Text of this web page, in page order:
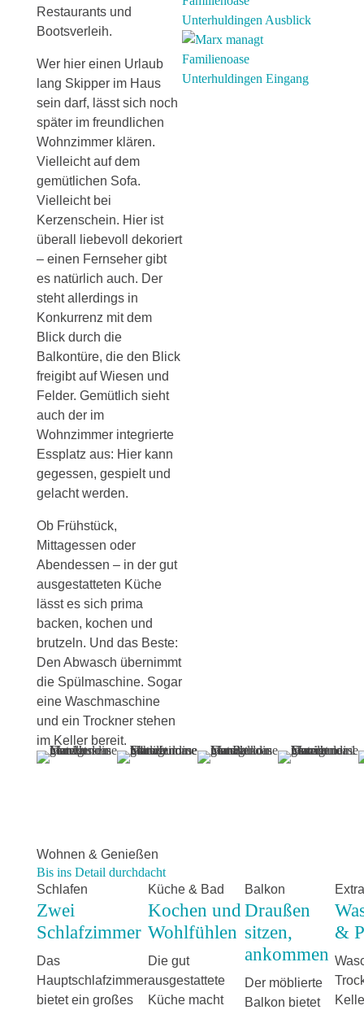
Restaurants und
Bootsverleih.
Wer hier einen Urlaub
lang Skipper im Haus
sein darf, lässt sich noch
später im freundlichen
Wohnzimmer klären.
Vielleicht auf dem
gemütlichen Sofa.
Vielleicht bei
Kerzenschein. Hier ist
überall liebevoll dekoriert
– einen Fernseher gibt
es natürlich auch. Der
steht allerdings in
Konkurrenz mit dem
Blick durch die
Balkontüre, die den Blick
freigibt auf Wiesen und
Felder. Gemütlich sieht
auch der im
Wohnzimmer integrierte
Essplatz aus: Hier kann
gegessen, gespielt und
gelacht werden.
Ob Frühstück,
Mittagessen oder
Abendessen – in der gut
ausgestatteten Küche
lässt es sich prima
backen, kochen und
brutzeln. Und das Beste:
Den Abwasch übernimmt
die Spülmaschine. Sogar
eine Waschmaschine
und ein Trockner stehen
im Keller bereit.
Wohnen & Genießen
Bis ins Detail durchdacht
Schlafen
Zwei
Schlafzimmer
Das
Hauptschlafzimmer
bietet ein großes
Küche & Bad
Kochen und
Wohlfühlen
Die gut
ausgestattete
Küche macht
Balkon
Draußen
sitzen,
ankommen
Der möblierte
Balkon bietet
&